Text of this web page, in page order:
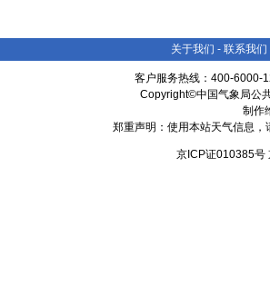
关于我们 - 联系我们
客户服务热线：400-6000-
Copyright©中国气象局公
制作
郑重声明：使用本站天气信息，
京ICP证010385号